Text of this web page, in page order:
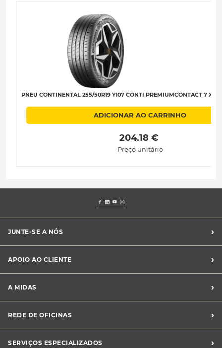
PNEU CONTINENTAL 255/50R19 Y107 CONTI PREMIUMCONTACT 7 XL
ADICIONAR AO CARRINHO
204.18 €
Preço unitário
JUNTE-SE A NÓS ›
Franchising Midas
APOIO AO CLIENTE ›
Livro de Reclamações
Canal de Denúncias
Perguntas Frequentes
A MIDAS ›
Sustentabilidade
Notícias Midas
REDE DE OFICINAS ›
SERVIÇOS ESPECIALIZADOS
›